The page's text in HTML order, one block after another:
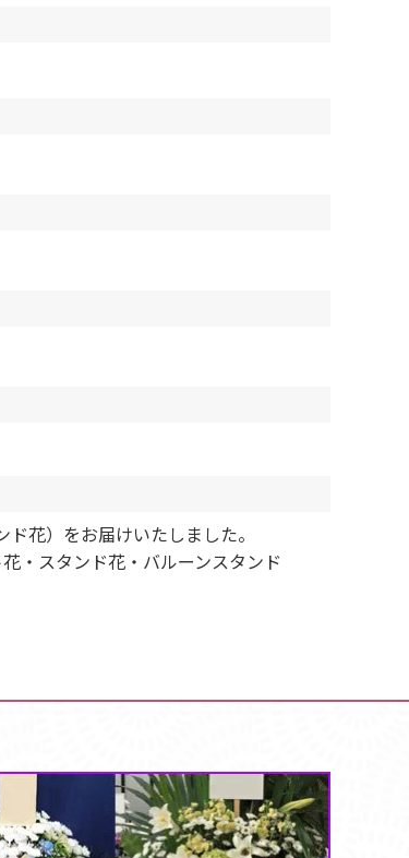
花）をお届けいたしました。
・スタンド花・バルーンスタンド